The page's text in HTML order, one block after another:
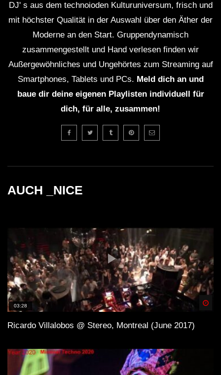
DJ' s aus dem technoioden Kulturuniversum, frisch und
mit höchster Qualität in der Auswahl über den Äther der
Moderne an den Start. Gruppendynamisch
zusammengestellt und Hand verlesen finden wir
Außergewöhnliches und Ungehörtes zum Streaming auf
Smartphones, Tablets und PCs. Meld dich an und
baue dir deine eigenen Playlisten individuell für
dich, für alle, zusammen!
AUCH _NICE
03:28
Ricardo Villalobos @ Stereo, Montreal (June 2017)